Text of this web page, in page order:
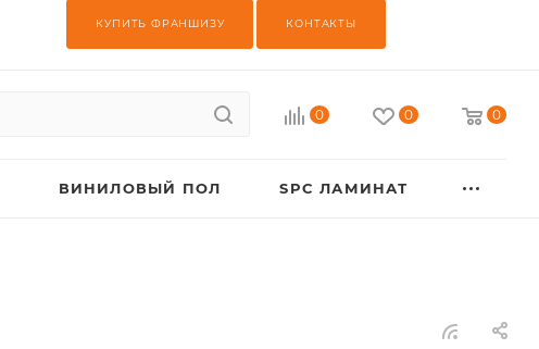
КУПИТЬ ФРАНШИЗУ КОНТАКТЫ
0 0 0
ВИНИЛОВЫЙ ПОЛ SPC ЛАМИНАТ